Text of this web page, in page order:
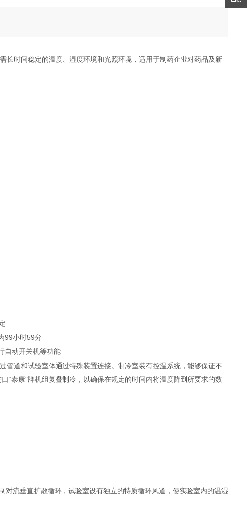
长时间稳定的温度、湿度环境和光照环境，适用于制药企业对药品及新
99小时59分
自动开关机等功能
管道和试验室体通过特殊装置连接。制冷室装有控温系统，能够保证不
“泰康"牌机组复叠制冷，以确保在规定的时间内将温度降到所要求的数
流垂直扩散循环，试验室设有独立的特质循环风道，使实验室内的温湿